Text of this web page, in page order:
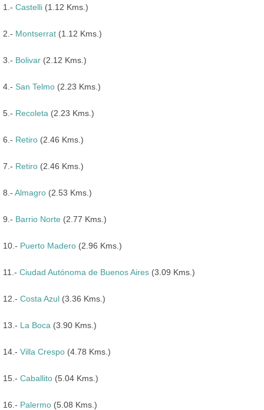
1.- Castelli (1.12 Kms.)
2.- Montserrat (1.12 Kms.)
3.- Bolivar (2.12 Kms.)
4.- San Telmo (2.23 Kms.)
5.- Recoleta (2.23 Kms.)
6.- Retiro (2.46 Kms.)
7.- Retiro (2.46 Kms.)
8.- Almagro (2.53 Kms.)
9.- Barrio Norte (2.77 Kms.)
10.- Puerto Madero (2.96 Kms.)
11.- Ciudad Autónoma de Buenos Aires (3.09 Kms.)
12.- Costa Azul (3.36 Kms.)
13.- La Boca (3.90 Kms.)
14.- Villa Crespo (4.78 Kms.)
15.- Caballito (5.04 Kms.)
16.- Palermo (5.08 Kms.)